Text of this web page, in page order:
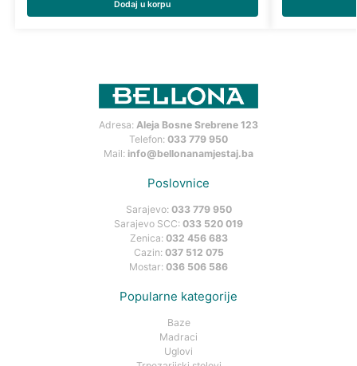
Dodaj u korpu
Adresa: Aleja Bosne Srebrene 123
Telefon: 033 779 950
Mail: info@bellonanamjestaj.ba
Poslovnice
Sarajevo: 033 779 950
Sarajevo SCC: 033 520 019
Zenica: 032 456 683
Cazin: 037 512 075
Mostar: 036 506 586
Popularne kategorije
Baze
Madraci
Uglovi